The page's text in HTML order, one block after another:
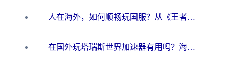
人在海外，如何顺畅玩国服？从《王者荣耀》到《云图计划》的加速器终极指南
在国外玩塔瑞斯世界加速器有用吗？海外玩家亲测后的真实答案